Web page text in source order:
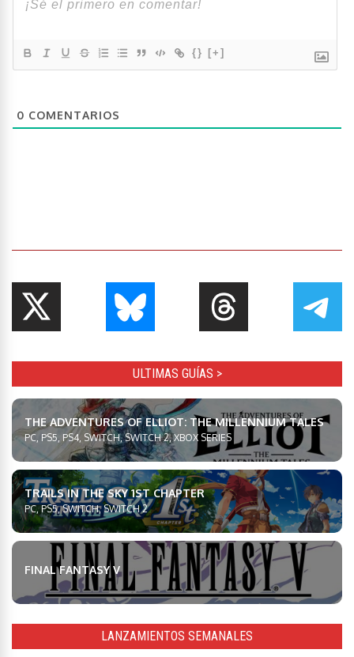
{} [+]
0 COMENTARIOS
ULTIMAS GUÍAS >
THE ADVENTURES OF ELLIOT: THE MILLENNIUM TALES
PC, PS5, PS4, SWITCH, SWITCH 2, XBOX SERIES
TRAILS IN THE SKY 1ST CHAPTER
PC, PS5, SWITCH, SWITCH 2
FINAL FANTASY V
LANZAMIENTOS SEMANALES